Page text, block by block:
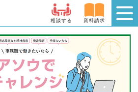
相談する 資料請求